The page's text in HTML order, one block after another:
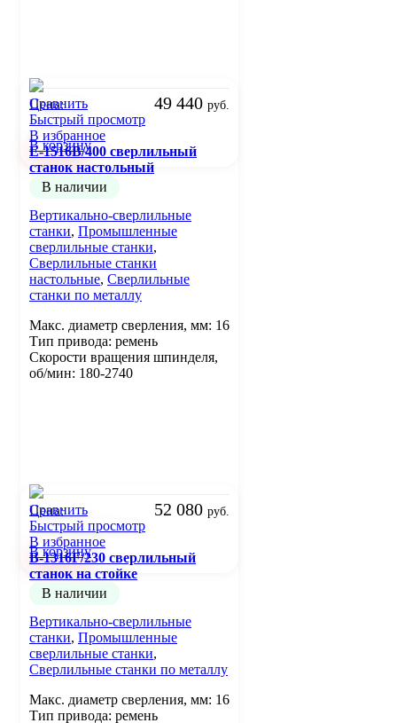
Цена: 49 440 руб.
В корзину
Сравнить
Быстрый просмотр
В избранное
E-1516B/400 сверлильный
станок настольный
В наличии
Вертикально-сверлильные
станки, Промышленные
сверлильные станки,
Сверлильные станки
настольные, Сверлильные
станки по металлу
Цена: 52 080 руб.
Макс. диаметр сверления, мм: 16
Тип привода: ремень
Скорости вращения шпинделя,
об/мин: 180-2740
В корзину
Сравнить
Быстрый просмотр
В избранное
B-1316F/230 сверлильный
станок на стойке
В наличии
Вертикально-сверлильные
станки, Промышленные
сверлильные станки,
Сверлильные станки по металлу
Макс. диаметр сверления, мм: 16
Тип привода: ремень